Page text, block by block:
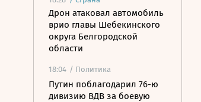
Дрон атаковал автомобиль
врио главы Шебекинского
округа Белгородской
области
18:04 / Политика
Путин поблагодарил 76-ю
дивизию ВДВ за боевую